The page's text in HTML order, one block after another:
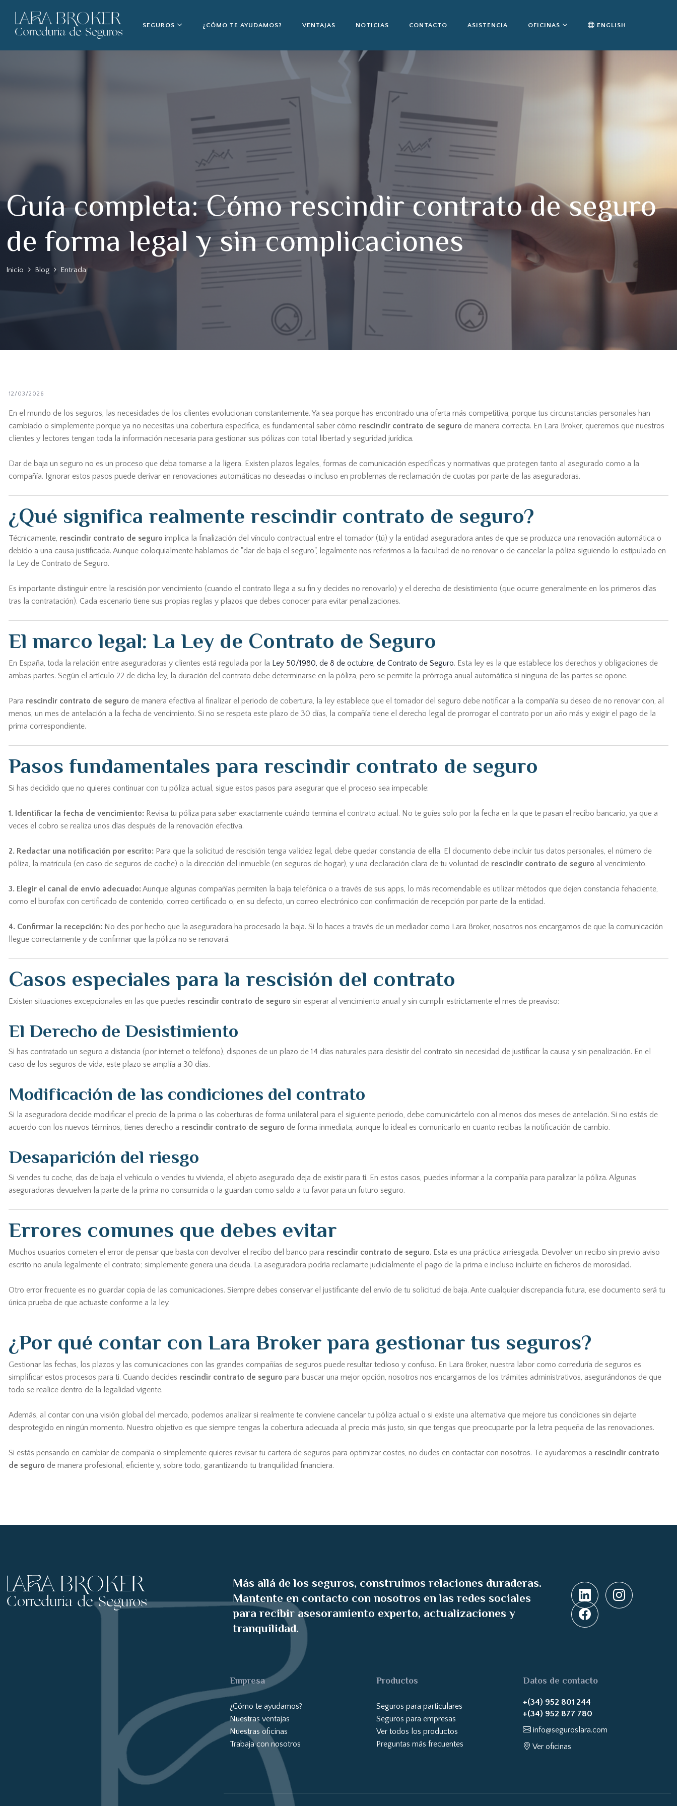
SEGUROS ¿CÓMO TE AYUDAMOS? VENTAJAS NOTICIAS CONTACTO ASISTENCIA OFICINAS ENGLISH
Guía completa: Cómo rescindir contrato de seguro
de forma legal y sin complicaciones
Inicio Blog Entrada
12/03/2026
En el mundo de los seguros, las necesidades de los clientes evolucionan constantemente. Ya sea porque has encontrado una oferta más competitiva, porque tus circunstancias personales han
cambiado o simplemente porque ya no necesitas una cobertura específica, es fundamental saber cómo rescindir contrato de seguro de manera correcta. En Lara Broker, queremos que nuestros
clientes y lectores tengan toda la información necesaria para gestionar sus pólizas con total libertad y seguridad jurídica.
Dar de baja un seguro no es un proceso que deba tomarse a la ligera. Existen plazos legales, formas de comunicación específicas y normativas que protegen tanto al asegurado como a la
compañía. Ignorar estos pasos puede derivar en renovaciones automáticas no deseadas o incluso en problemas de reclamación de cuotas por parte de las aseguradoras.
¿Qué significa realmente rescindir contrato de seguro?
Técnicamente, rescindir contrato de seguro implica la finalización del vínculo contractual entre el tomador (tú) y la entidad aseguradora antes de que se produzca una renovación automática o
debido a una causa justificada. Aunque coloquialmente hablamos de "dar de baja el seguro", legalmente nos referimos a la facultad de no renovar o de cancelar la póliza siguiendo lo estipulado en
la Ley de Contrato de Seguro.
Es importante distinguir entre la rescisión por vencimiento (cuando el contrato llega a su fin y decides no renovarlo) y el derecho de desistimiento (que ocurre generalmente en los primeros días
tras la contratación). Cada escenario tiene sus propias reglas y plazos que debes conocer para evitar penalizaciones.
El marco legal: La Ley de Contrato de Seguro
En España, toda la relación entre aseguradoras y clientes está regulada por la Ley 50/1980, de 8 de octubre, de Contrato de Seguro. Esta ley es la que establece los derechos y obligaciones de
ambas partes. Según el artículo 22 de dicha ley, la duración del contrato debe determinarse en la póliza, pero se permite la prórroga anual automática si ninguna de las partes se opone.
Para rescindir contrato de seguro de manera efectiva al finalizar el periodo de cobertura, la ley establece que el tomador del seguro debe notificar a la compañía su deseo de no renovar con, al
menos, un mes de antelación a la fecha de vencimiento. Si no se respeta este plazo de 30 días, la compañía tiene el derecho legal de prorrogar el contrato por un año más y exigir el pago de la
prima correspondiente.
Pasos fundamentales para rescindir contrato de seguro
Si has decidido que no quieres continuar con tu póliza actual, sigue estos pasos para asegurar que el proceso sea impecable:
1. Identificar la fecha de vencimiento:Revisa tu póliza para saber exactamente cuándo termina el contrato actual. No te guíes solo por la fecha en la que te pasan el recibo bancario, ya que a
veces el cobro se realiza unos días después de la renovación efectiva.
2. Redactar una notificación por escrito:Para que la solicitud de rescisión tenga validez legal, debe quedar constancia de ella. El documento debe incluir tus datos personales, el número de
póliza, la matrícula (en caso de seguros de coche) o la dirección del inmueble (en seguros de hogar), y una declaración clara de tu voluntad de rescindir contrato de seguro al vencimiento.
3. Elegir el canal de envío adecuado:Aunque algunas compañías permiten la baja telefónica o a través de sus apps, lo más recomendable es utilizar métodos que dejen constancia fehaciente,
como el burofax con certificado de contenido, correo certificado o, en su defecto, un correo electrónico con confirmación de recepción por parte de la entidad.
4. Confirmar la recepción:No des por hecho que la aseguradora ha procesado la baja. Si lo haces a través de un mediador como Lara Broker, nosotros nos encargamos de que la comunicación
llegue correctamente y de confirmar que la póliza no se renovará.
Casos especiales para la rescisión del contrato
Existen situaciones excepcionales en las que puedes rescindir contrato de seguro sin esperar al vencimiento anual y sin cumplir estrictamente el mes de preaviso:
El Derecho de Desistimiento
Si has contratado un seguro a distancia (por internet o teléfono), dispones de un plazo de 14 días naturales para desistir del contrato sin necesidad de justificar la causa y sin penalización. En el
caso de los seguros de vida, este plazo se amplía a 30 días.
Modificación de las condiciones del contrato
Si la aseguradora decide modificar el precio de la prima o las coberturas de forma unilateral para el siguiente periodo, debe comunicártelo con al menos dos meses de antelación. Si no estás de
acuerdo con los nuevos términos, tienes derecho a rescindir contrato de seguro de forma inmediata, aunque lo ideal es comunicarlo en cuanto recibas la notificación de cambio.
Desaparición del riesgo
Si vendes tu coche, das de baja el vehículo o vendes tu vivienda, el objeto asegurado deja de existir para ti. En estos casos, puedes informar a la compañía para paralizar la póliza. Algunas
aseguradoras devuelven la parte de la prima no consumida o la guardan como saldo a tu favor para un futuro seguro.
Errores comunes que debes evitar
Muchos usuarios cometen el error de pensar que basta con devolver el recibo del banco para rescindir contrato de seguro. Esta es una práctica arriesgada. Devolver un recibo sin previo aviso
escrito no anula legalmente el contrato; simplemente genera una deuda. La aseguradora podría reclamarte judicialmente el pago de la prima e incluso incluirte en ficheros de morosidad.
Otro error frecuente es no guardar copia de las comunicaciones. Siempre debes conservar el justificante del envío de tu solicitud de baja. Ante cualquier discrepancia futura, ese documento será tu
única prueba de que actuaste conforme a la ley.
¿Por qué contar con Lara Broker para gestionar tus seguros?
Gestionar las fechas, los plazos y las comunicaciones con las grandes compañías de seguros puede resultar tedioso y confuso. En Lara Broker, nuestra labor como correduría de seguros es
simplificar estos procesos para ti. Cuando decides rescindir contrato de seguro para buscar una mejor opción, nosotros nos encargamos de los trámites administrativos, asegurándonos de que
todo se realice dentro de la legalidad vigente.
Además, al contar con una visión global del mercado, podemos analizar si realmente te conviene cancelar tu póliza actual o si existe una alternativa que mejore tus condiciones sin dejarte
desprotegido en ningún momento. Nuestro objetivo es que siempre tengas la cobertura adecuada al precio más justo, sin que tengas que preocuparte por la letra pequeña de las renovaciones.
Si estás pensando en cambiar de compañía o simplemente quieres revisar tu cartera de seguros para optimizar costes, no dudes en contactar con nosotros. Te ayudaremos a rescindir contrato
de seguro de manera profesional, eficiente y, sobre todo, garantizando tu tranquilidad financiera.
Más allá de los seguros, construimos relaciones duraderas.
Mantente en contacto con nosotros en las redes sociales
para recibir asesoramiento experto, actualizaciones y
tranquilidad.
Empresa
¿Cómo te ayudamos?
Nuestras ventajas
Nuestras oficinas
Trabaja con nosotros
Productos
Seguros para particulares
Seguros para empresas
Ver todos los productos
Preguntas más frecuentes
Datos de contacto
+(34) 952 801 244
+(34) 952 877 780
info@seguroslara.com
Ver oficinas